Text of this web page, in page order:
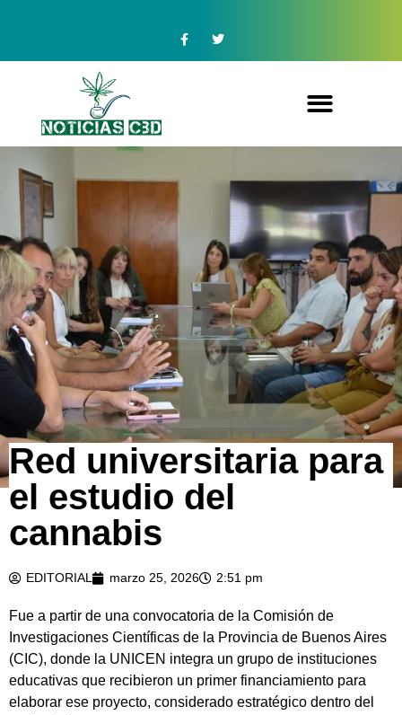
Red universitaria para
el estudio del
cannabis
EDITORIAL marzo 25, 2026 2:51 pm
Fue a partir de una convocatoria de la Comisión de
Investigaciones Científicas de la Provincia de Buenos Aires
(CIC), donde la UNICEN integra un grupo de instituciones
educativas que recibieron un primer financiamiento para
elaborar ese proyecto, considerado estratégico dentro del